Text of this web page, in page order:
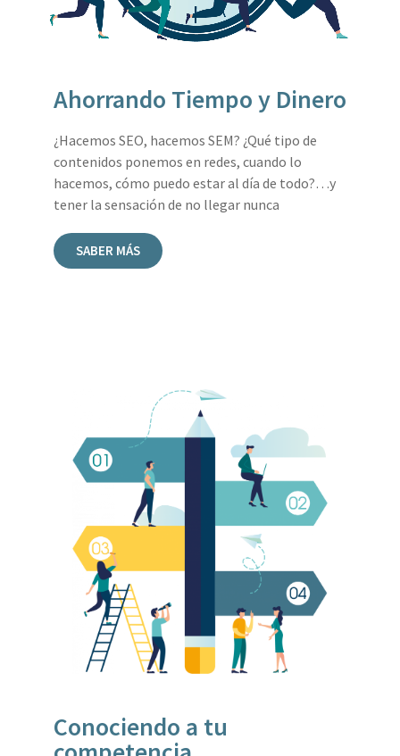
Ahorrando Tiempo y Dinero
¿Hacemos SEO, hacemos SEM? ¿Qué tipo de
contenidos ponemos en redes, cuando lo
hacemos, cómo puedo estar al día de todo?…y
tener la sensación de no llegar nunca
SABER MÁS
Conociendo a tu